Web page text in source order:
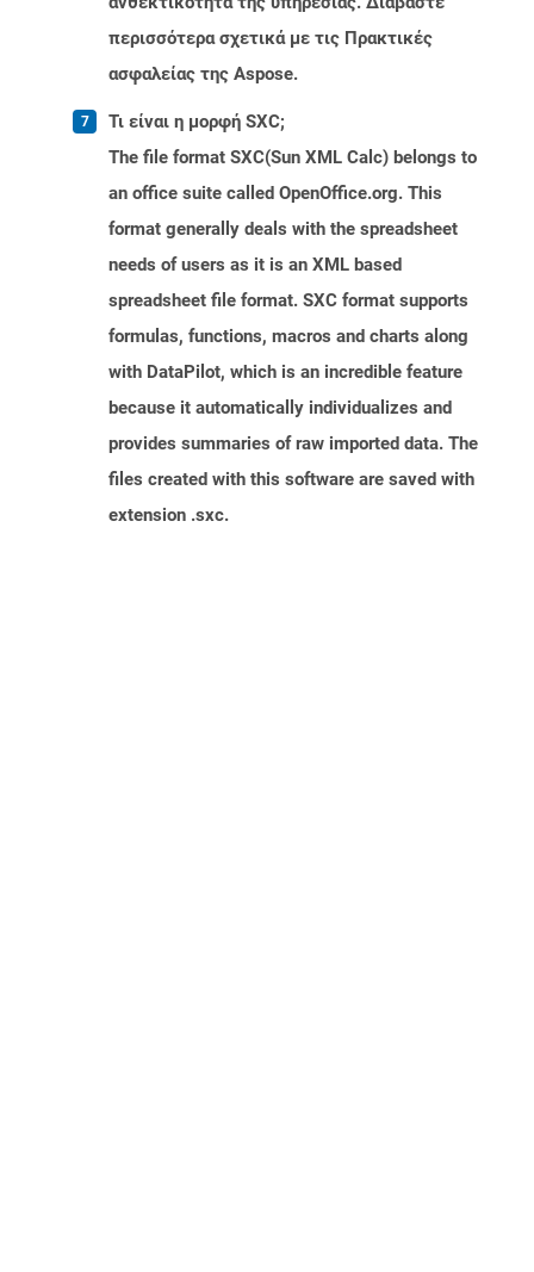
περισσότερα σχετικά με τις Πρακτικές
ασφαλείας της Aspose.
Τι είναι η μορφή SXC;
The file format SXC(Sun XML Calc) belongs to
an office suite called OpenOffice.org. This
format generally deals with the spreadsheet
needs of users as it is an XML based
spreadsheet file format. SXC format supports
formulas, functions, macros and charts along
with DataPilot, which is an incredible feature
because it automatically individualizes and
provides summaries of raw imported data. The
files created with this software are saved with
extension .sxc.